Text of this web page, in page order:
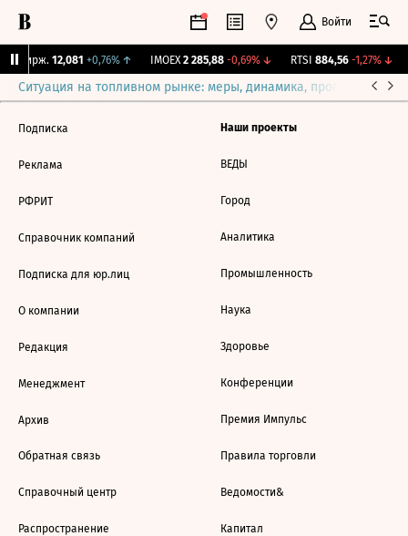
Войти
Бирж. 12,081 +0,76%↑ IMOEX 2 285,88 -0,69%↓ RTSI 884,56 -1,27%↓
Ситуация на топливном рынке: меры, динамика, прогнозы
Подписка
Реклама
РФРИТ
Справочник компаний
Подписка для юр.лиц
О компании
Редакция
Менеджмент
Архив
Обратная связь
Справочный центр
Распространение
Наши проекты
ВЕДЫ
Город
Аналитика
Промышленность
Наука
Здоровье
Конференции
Премия Импульс
Правила торговли
Ведомости&
Капитал